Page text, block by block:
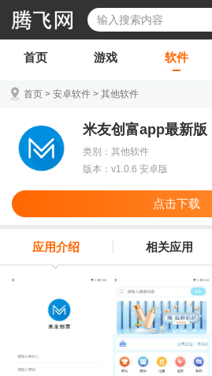
首页 游戏 软件
首页 > 安卓软件 > 其他软件
米友创富app最新版
类别：其他软件
版本：v1.0.6 安卓版
点击下载
应用介绍 相关应用